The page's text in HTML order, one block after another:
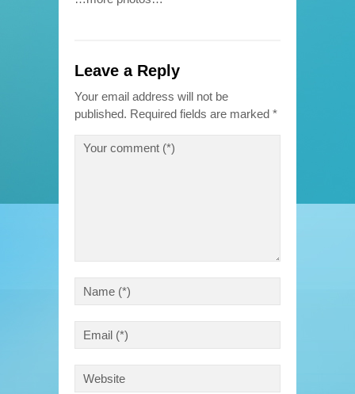
Leave a Reply
Your email address will not be
published. Required fields are marked *